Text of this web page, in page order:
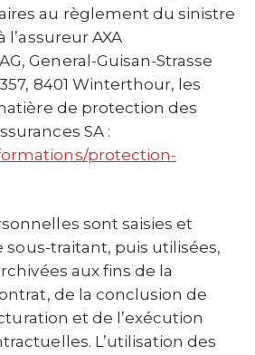
au règlement du sinistre
AXA
General-Guisan-Strasse
8401 Winterthour, les
de protection des
SA :
protection-
sont saisies et
sous-traitant, puis utilisées,
aux fins de la
de la conclusion de
et de l’exécution
L’utilisation des